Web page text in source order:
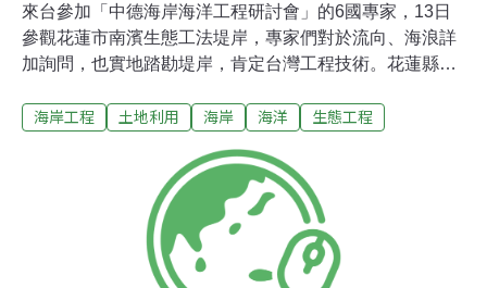
來台參加「中德海岸海洋工程研討會」的6國專家，13日
參觀花蓮市南濱生態工法堤岸，專家們對於流向、海浪詳
加詢問，也實地踏勘堤岸，肯定台灣工程技術。花蓮縣南
3噸至5噸的岩石堆置成海灘，目前第1期工程完工後，第2
置地點、海流的流向、海浪侵蝕等提問，50多位專家隨後
踏上生態海堤，實際踏勘。專家們肯定台灣海岸工程技
術，對南濱海堤給予相當高的評價。
海岸工程 土地利用 海岸 海洋 生態工程